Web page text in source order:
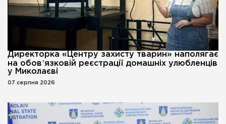
Директорка «Центру захисту тварин» наполягає
на обовʼязковій реєстрації домашніх улюбленців
у Миколаєві
07 серпня 2026